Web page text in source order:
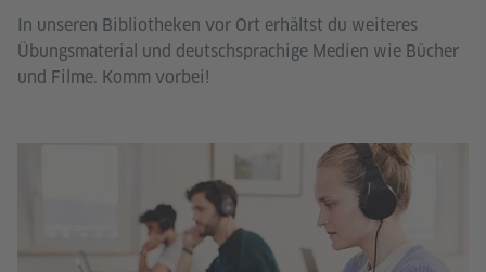
In unseren Bibliotheken vor Ort erhältst du weiteres
Übungsmaterial und deutschsprachige Medien wie Bücher
und Filme. Komm vorbei!